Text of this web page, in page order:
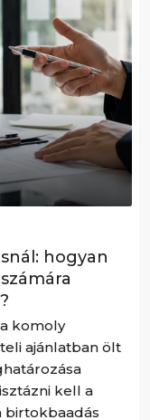
hogyan
komoly
ajánlatban ölt
kell a
birtokbaadás